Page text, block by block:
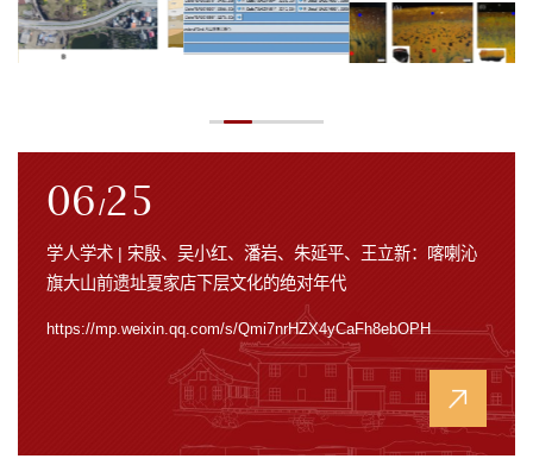
/
/
/
06
/25
学人学术 | 宋殷、吴小红、潘岩、朱延平、王立新：喀喇沁
旗大山前遗址夏家店下层文化的绝对年代
https://mp.weixin.qq.com/s/Qmi7nrHZX4yCaFh8ebOPH
/
/
/
/
/